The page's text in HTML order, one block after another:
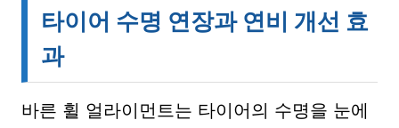
타이어 수명 연장과 연비 개선 효
과
바른 휠 얼라이먼트는 타이어의 수명을 눈에